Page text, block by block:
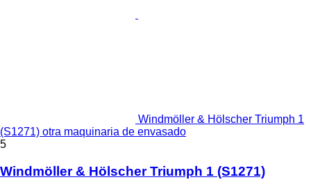
Windmöller & Hölscher Triumph 1
(S1271) otra maquinaria de envasado
5
Windmöller & Hölscher Triumph 1 (S1271)